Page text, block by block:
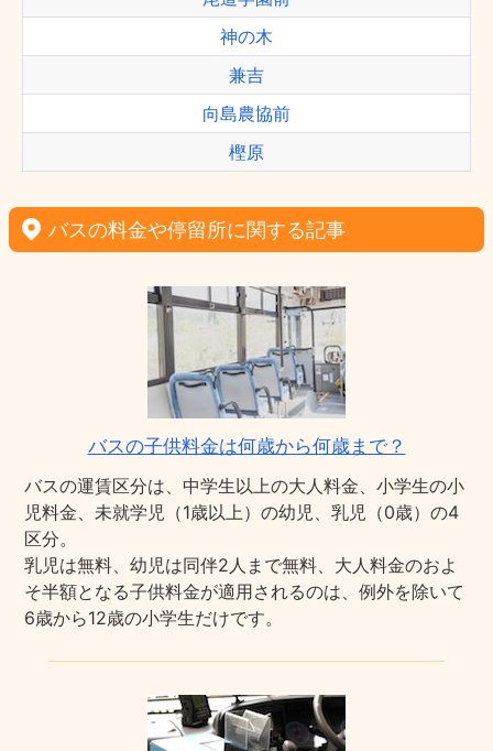
神の木
兼吉
向島農協前
樫原
バスの料金や停留所に関する記事
バスの子供料金は何歳から何歳まで？
バスの運賃区分は、中学生以上の大人料金、小学生の小
児料金、未就学児（1歳以上）の幼児、乳児（0歳）の4
区分。
乳児は無料、幼児は同伴2人まで無料、大人料金のおよ
そ半額となる子供料金が適用されるのは、例外を除いて
6歳から12歳の小学生だけです。